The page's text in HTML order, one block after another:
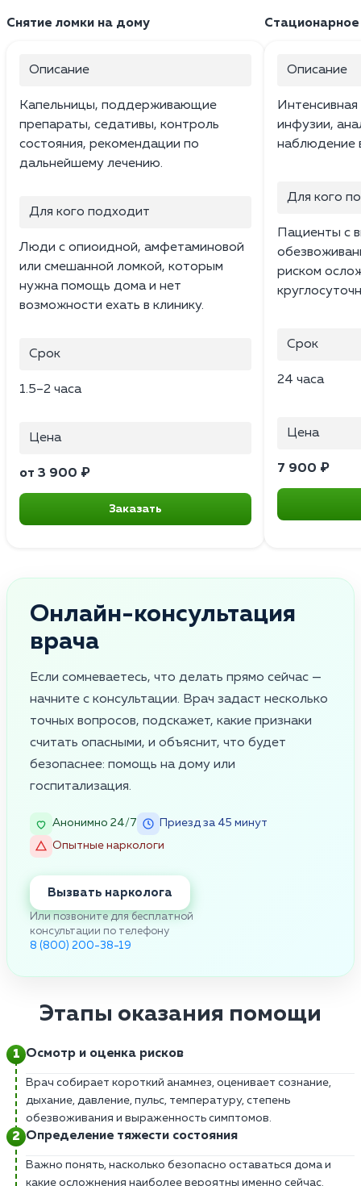
Снятие ломки на дому
Описание
Капельницы, поддерживающие
препараты, седативы, контроль
состояния, рекомендации по
дальнейшему лечению.
Для кого подходит
Люди с опиоидной, амфетаминовой
или смешанной ломкой, которым
нужна помощь дома и нет
возможности ехать в клинику.
Срок
1.5–2 часа
Цена
от 3 900 ₽
Заказать
Стационарное
Описание
инфузии,
наблюдение
Для кого
Пациенты с
риском
Срок
24 часа
Цена
7 900 ₽
Онлайн-консультация
врача
Если сомневаетесь, что делать прямо сейчас —
начните с консультации. Врач задаст несколько
точных вопросов, подскажет, какие признаки
считать опасными, и объяснит, что будет
безопаснее: помощь на дому или
госпитализация.
Анонимно 24/7
Приезд за 45 минут
Опытные наркологи
Вызвать нарколога
Или позвоните для бесплатной
консультации по телефону
8 (800) 200-38-19
Этапы оказания помощи
Осмотр и оценка рисков
Врач собирает короткий анамнез, оценивает сознание,
дыхание, давление, пульс, температуру, степень
обезвоживания и выраженность симптомов.
Определение тяжести состояния
Важно понять, насколько безопасно оставаться дома и
какие осложнения наиболее вероятны именно сейчас.